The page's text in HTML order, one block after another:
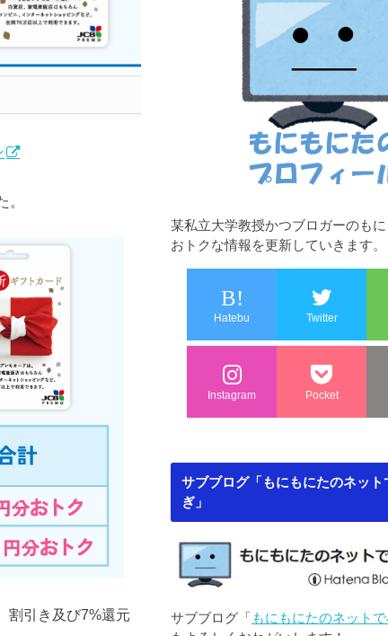
割引き及び7%還元
某私立大学教授かつブロガーのもに
おトクな情報を更新していきます。
B!
Hatebu Twitter
Instagram Pocket
サブブログ「もにもにたのネット
ぎ」
サブブログ「もにもにたのネット